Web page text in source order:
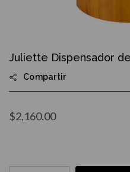
the
of
the
gallery
Juliette Dispensador
Compartir
$2,160.00